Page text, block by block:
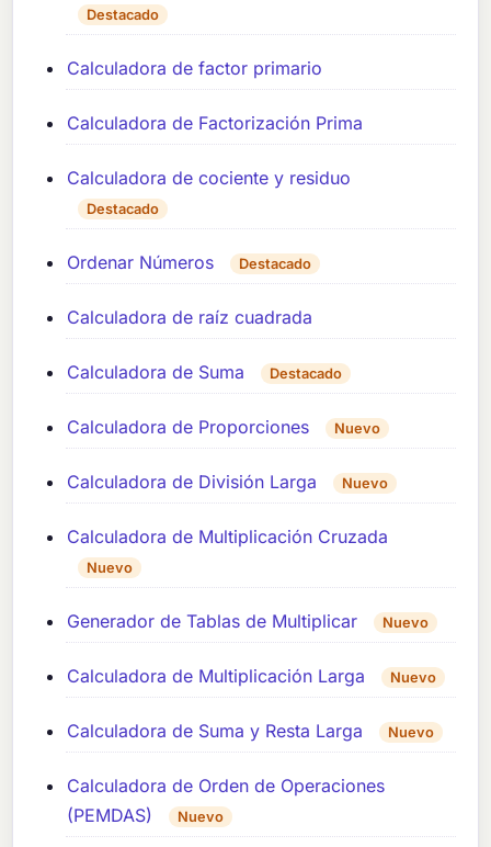
Destacado
Calculadora de factor primario
Calculadora de Factorización Prima
Calculadora de cociente y residuo
Destacado
Ordenar Números Destacado
Calculadora de raíz cuadrada
Calculadora de Suma Destacado
Calculadora de Proporciones Nuevo
Calculadora de División Larga Nuevo
Calculadora de Multiplicación Cruzada
Nuevo
Generador de Tablas de Multiplicar Nuevo
Calculadora de Multiplicación Larga Nuevo
Calculadora de Suma y Resta Larga Nuevo
Calculadora de Orden de Operaciones
(PEMDAS)
Nuevo